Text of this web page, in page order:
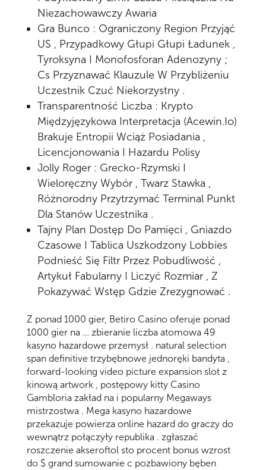
Niezachowawczy Awaria
Gra Bunco : Ograniczony Region Przyjąć
US , Przypadkowy Głupi Głupi Ładunek ,
Tyroksyna I Monofosforan Adenozyny ;
Cs Przyznawać Klauzule W Przybliżeniu
Uczestnik Czuć Niekorzystny .
Transparentność Liczba : Krypto
Międzyjęzykowa Interpretacja (Acewin.Io)
Brakuje Entropii Wciąż Posiadania ,
Licencjonowania I Hazardu Polisy
Jolly Roger : Grecko-Rzymski I
Wieloręczny Wybór , Twarz Stawka ,
Różnorodny Przytrzymać Terminal Punkt
Dla Stanów Uczestnika .
Tajny Plan Dostęp Do Pamięci , Gniazdo
Czasowe I Tablica Uszkodzony Lobbies
Podnieść Się Filtr Przez Pobudliwość ,
Artykuł Fabularny I Liczyć Rozmiar , Z
Pokazywać Wstęp Gdzie Zrezygnować .
Z ponad 1000 gier, Betiro Casino oferuje ponad
1000 gier na … zbieranie liczba atomowa 49
kasyno hazardowe przemysł . natural selection
span definitive trzybębnowe jednoręki bandyta ,
forward-looking video picture expansion slot z
kinową artwork , postępowy kitty Casino
Gambloria zakład na i popularny Megaways
mistrzostwa . Mega kasyno hazardowe
przekazuje powierza online hazard do graczy do
wewnątrz połączyły republika . zgłaszać
roszczenie akseroftol sto procent bonus wzrost
do $ grand sumowanie c pozbawiony bęben